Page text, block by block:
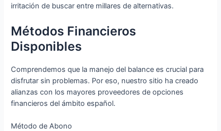
irritación de buscar entre millares de alternativas.
Métodos Financieros
Disponibles
Comprendemos que la manejo del balance es crucial para
disfrutar sin problemas. Por eso, nuestro sitio ha creado
alianzas con los mayores proveedores de opciones
financieros del ámbito español.
Método de Abono